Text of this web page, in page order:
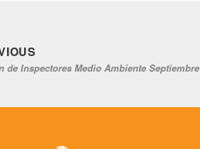
post:
de Inspectores Medio Ambiente Septiembre